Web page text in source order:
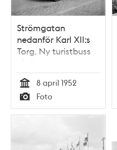
Strömgatan
nedanför Karl XII:s
Torg. Ny turistbuss
visas
Tid
8 april 1952
Typ
Foto